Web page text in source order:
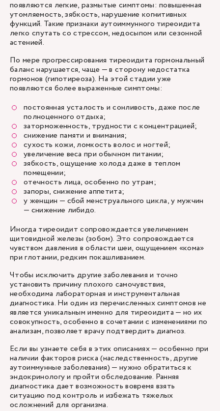
появляются легкие, размытые симптомы: повышенная
утомляемость, зябкость, нарушение когнитивных
функций. Такие признаки аутоиммунного тиреоидита
легко спутать со стрессом, недосыпом или сезонной
астенией.
По мере прогрессирования тиреоидита гормональный
баланс нарушается, чаще — в сторону недостатка
гормонов (гипотиреоза). На этой стадии уже
появляются более выраженные симптомы:
постоянная усталость и сонливость, даже после
полноценного отдыха;
заторможенность, трудности с концентрацией;
снижение памяти и внимания;
сухость кожи, ломкость волос и ногтей;
увеличение веса при обычном питании;
зябкость, ощущение холода даже в теплом
помещении;
отечность лица, особенно по утрам;
запоры, снижение аппетита;
у женщин — сбой менструального цикла, у мужчин
— снижение либидо.
Иногда тиреоидит сопровождается увеличением
щитовидной железы (зобом). Это сопровождается
чувством давления в области шеи, ощущением «кома»
при глотании, редким покашливанием.
Чтобы исключить другие заболевания и точно
установить причину плохого самочувствия,
необходима лабораторная и инструментальная
диагностика. Ни один из перечисленных симптомов не
является уникальным именно для тиреоидита — но их
совокупность, особенно в сочетании с изменениями по
анализам, позволяет врачу подтвердить диагноз.
Если вы узнаете себя в этих описаниях — особенно при
наличии факторов риска (наследственность, другие
аутоиммунные заболевания) — нужно обратиться к
эндокринологу и пройти обследование. Ранняя
диагностика дает возможность вовремя взять
ситуацию под контроль и избежать тяжелых
осложнений для организма.